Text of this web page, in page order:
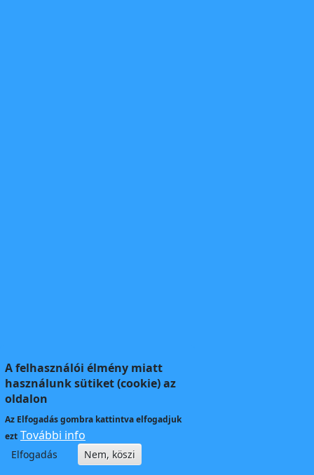
A felhasználói élmény miatt
használunk sütiket (cookie) az
oldalon
Az Elfogadásgombra kattintva elfogadjuk
ezt További info
Elfogadás Nem, köszi